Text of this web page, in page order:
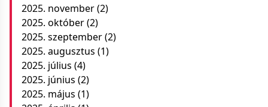
2025. november(2)
2025. október(2)
2025. szeptember(2)
2025. augusztus (1)
2025. július (4)
2025. június (2)
2025. május (1)